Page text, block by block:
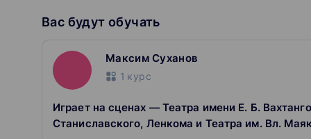
Вас будут обучать
Максим Суханов
1 курс
Играет на сценах — Театра имени Е. Б.
Станиславского, Ленкома и Театра им. Вл.